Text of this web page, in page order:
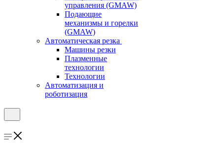
управления (GMAW)
Подающие
механизмы и горелки
(GMAW)
Автоматическая резка
Машины резки
Плазменные
технологии
Технологии
Автоматизация и
роботизация